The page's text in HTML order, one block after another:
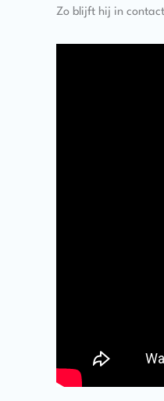
Zo blijft hij in